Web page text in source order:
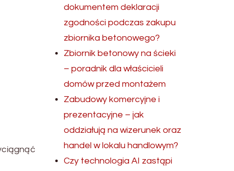
dokumentem deklaracji
zgodności podczas zakupu
zbiornika betonowego?
Zbiornik betonowy na ścieki
– poradnik dla właścicieli
domów przed montażem
Zabudowy komercyjne i
prezentacyjne – jak
oddziałują na wizerunek oraz
handel w lokalu handlowym?
Czy technologia AI zastąpi